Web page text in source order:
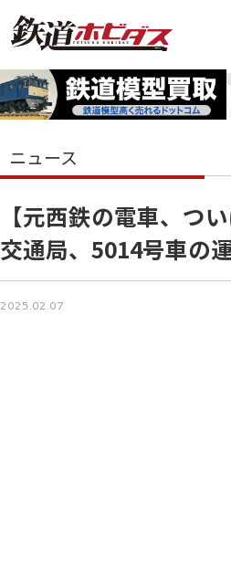
ニュース
【元西鉄の電車、つ
交通局、5014号車の
2025.02.07